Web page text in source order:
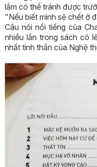
lầm có thể tránh được
"Nếu biết mình sẽ chết ở
Câu nói nổi tiếng của
nhiều lần trong sách có
nhất tinh thần của Nghệ